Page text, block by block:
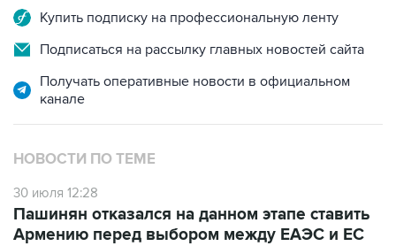
Купить подписку на профессиональную ленту
Подписаться на рассылку главных новостей сайта
Получать оперативные новости в официальном
канале
НОВОСТИ ПО ТЕМЕ
30 июля 12:28
Пашинян отказался на данном этапе ставить
Армению перед выбором между ЕАЭС и ЕС